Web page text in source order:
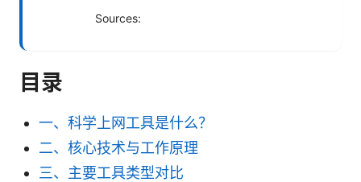
Sources:
目录
一、科学上网工具是什么？
二、核心技术与工作原理
三、主要工具类型对比